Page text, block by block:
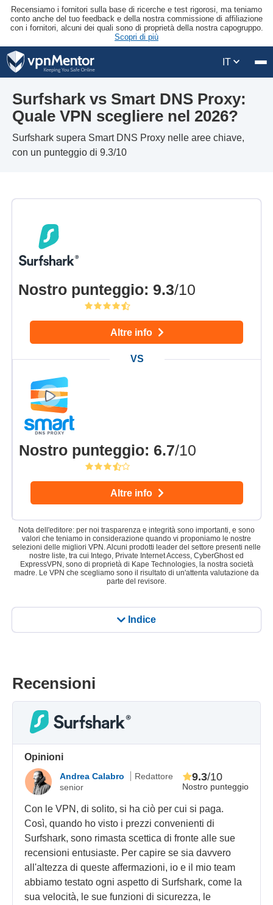
Recensiamo i fornitori sulla base di ricerche e test rigorosi, ma teniamo
conto anche del tuo feedback e della nostra commissione di affiliazione
con i fornitori, alcuni dei quali sono di proprietà della nostra capogruppo.
Scopri di più
IT
Surfshark vs Smart DNS Proxy:
Quale VPN scegliere nel 2026?
Surfshark supera Smart DNS Proxy nelle aree chiave,
con un punteggio di 9.3/10
Indice
Nostro punteggio: 9.3/10
Altre info
Nostro punteggio: 6.7/10
Altre info
Nota dell'editore: per noi trasparenza e integrità sono importanti, e sono
valori che teniamo in considerazione quando vi proponiamo le nostre
selezioni delle migliori VPN. Alcuni prodotti leader del settore presenti nelle
nostre liste, tra cui Intego, Private Internet Access, CyberGhost ed
ExpressVPN, sono di proprietà di Kape Technologies, la nostra società
madre. Le VPN che scegliamo sono il risultato di un'attenta valutazione da
parte del revisore.
Recensioni
Opinioni
Andrea Calabro
Redattore
senior
Nostro punteggio
9.3/10
Con le VPN, di solito, si ha ciò per cui si paga.
Così, quando ho visto i prezzi convenienti di
Surfshark, sono rimasta scettica di fronte alle sue
recensioni entusiaste. Per capire se sia davvero
all'altezza di queste affermazioni, io e il mio team
abbiamo testato ogni aspetto di Surfshark, come la
sua velocità, le sue funzioni di sicurezza, le